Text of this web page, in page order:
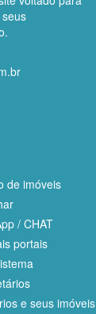
de imóveis
/ CHAT
portais
e seus imóveis